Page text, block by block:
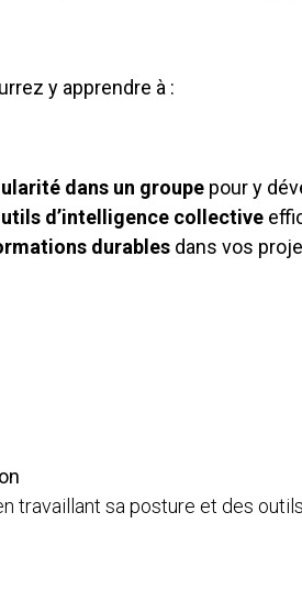
y apprendre à :
dans un groupe pour y
d’intelligence collective
durables dans vos
travaillant sa posture et des